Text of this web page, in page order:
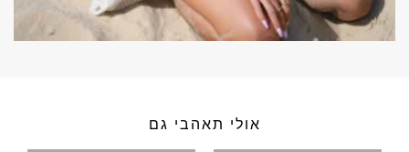
אולי תאהבי גם